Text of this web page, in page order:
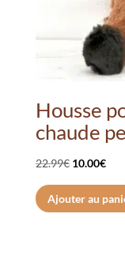
Housse
chaude
22.99€ Le
prix
initial
10.00€Le
prix
Ajouter au